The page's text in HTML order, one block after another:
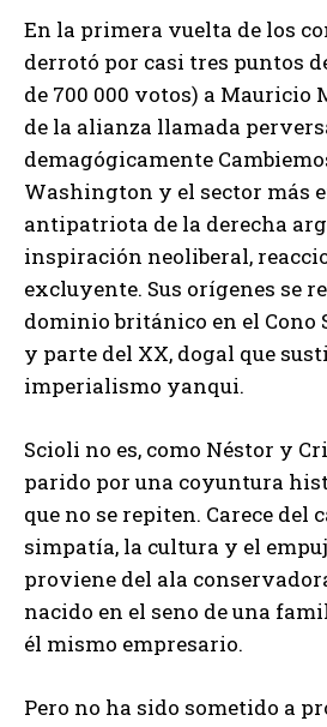
En la primera vuelta de los
derrotó por casi tres puntos
de 700 000 votos) a Mauricio
de la alianza llamada
demagógicamente
Washington y el sector más
antipatriota de la derecha
inspiración neoliberal,
excluyente. Sus orígenes se
dominio británico en el Cono
y parte del XX, dogal que
imperialismo yanqui.
Scioli no es, como Néstor y
parido por una coyuntura
que no se repiten. Carece del
simpatía, la cultura y el
proviene del ala
nacido en el seno de una
él mismo empresario.
Pero no ha sido sometido a